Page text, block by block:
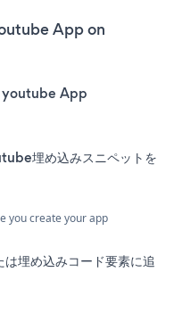
App on
App
埋め込みスニペットを
you create your app
埋め込みコード要素に追